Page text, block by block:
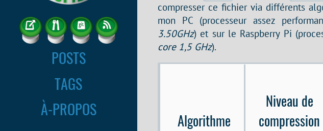
POSTS
TAGS
À-PROPOS
compresser ce fichier via différents
mon PC (processeur assez
3.50GHz) et sur le Raspberry Pi
core 1,5 GHz).
Algorithme
Niveau de
compression